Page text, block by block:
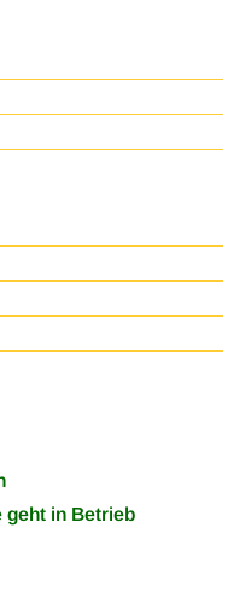
geht in Betrieb